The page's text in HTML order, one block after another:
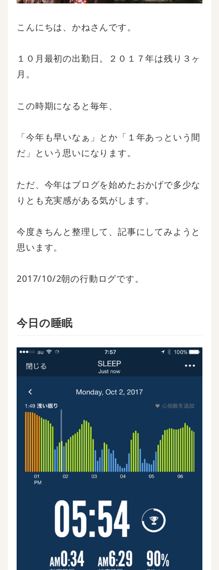
こんにちは、かねさんです。
１０月最初の出勤日。２０１７年は残り３ヶ
月。
この時期になると毎年、
「今年も早いなぁ」とか「１年あっという間
だ」という思いになります。
ただ、今年はブログを始めたおかげで多少な
りとも充実感がある気がします。
今度きちんと整理して、記事にしてみようと
思います。
2017/10/2朝の行動ログです。
今日の睡眠